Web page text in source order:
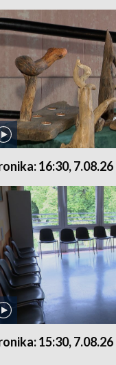
16:30, 7.08.26
15:30,